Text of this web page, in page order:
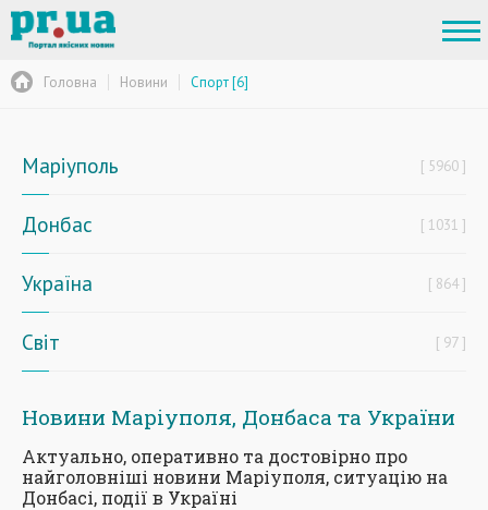
Головна Новини Спорт [6]
Маріуполь 5960
Донбас 1031
Україна 864
Світ 97
Новини Маріуполя, Донбаса та України
Актуально, оперативно та достовірно про
найголовніші новини Маріуполя, ситуацію на
Донбасі, події в Україні